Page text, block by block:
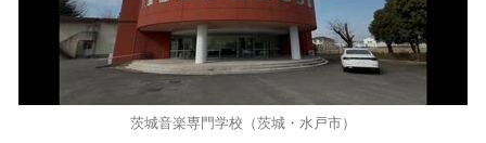
茨城音楽専門学校（茨城・水戸市）